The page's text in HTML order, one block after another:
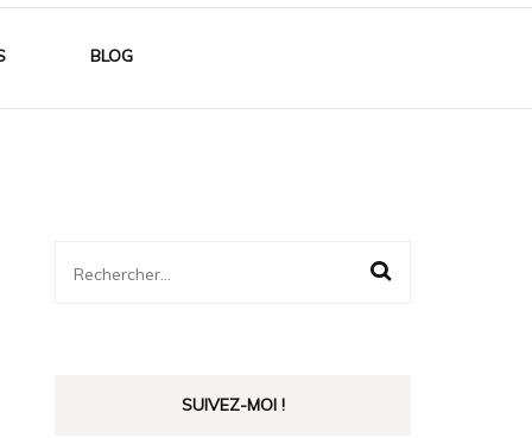
BLOG
Rechercher :
SUIVEZ-MOI !